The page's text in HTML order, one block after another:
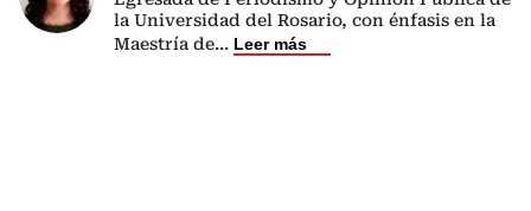
la Universidad del Rosario, con énfasis en la
Maestría de... Leer más